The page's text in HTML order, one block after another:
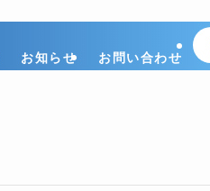
お知らせ お問い合わせ